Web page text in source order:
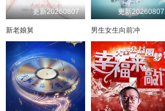
更新20260807
新老娘舅
更新20260807
男生女生向前冲